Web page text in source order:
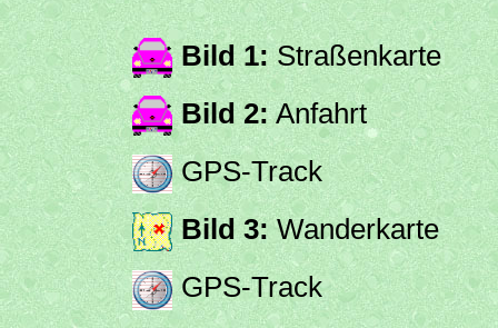
Bild 1:Straßenkarte
Bild 2:Anfahrt
GPS-Track
Bild 3: Wanderkarte
GPS-Track